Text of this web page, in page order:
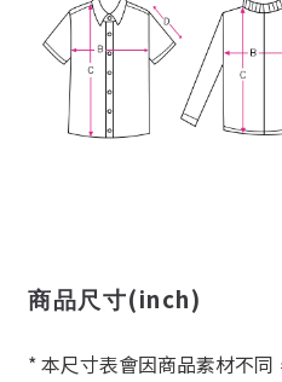
商品尺寸(inch)
* 本尺寸表會因商品素材不